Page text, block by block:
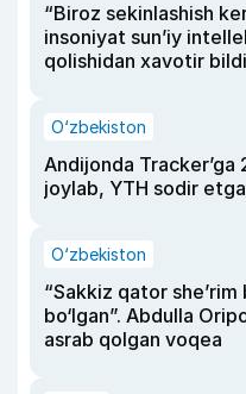
“Biroz sekinlashish
insoniyat sun’iy
qolishidan xavotir
O‘zbekiston
Andijonda Tracker’ga
joylab, YTH sodir
O‘zbekiston
“Sakkiz qator
bo‘lgan”. Abdulla
asrab qolgan voqea